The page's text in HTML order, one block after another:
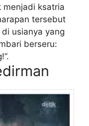
menjadi ksatria
tersebut
usianya yang
berseru: